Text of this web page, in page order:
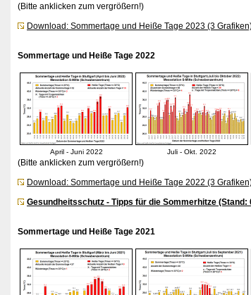
(Bitte anklicken zum vergrößern!)
Download: Sommertage und Heiße Tage 2023 (3
Sommertage und Heiße Tage 2022
April - Juni 2022 Juli - Okt. 2022
(Bitte anklicken zum vergrößern!)
Download: Sommertage und Heiße Tage 2022 (3
Gesundheitsschutz - Tipps für die Sommerhitze (Stand:
Sommertage und Heiße Tage 2021